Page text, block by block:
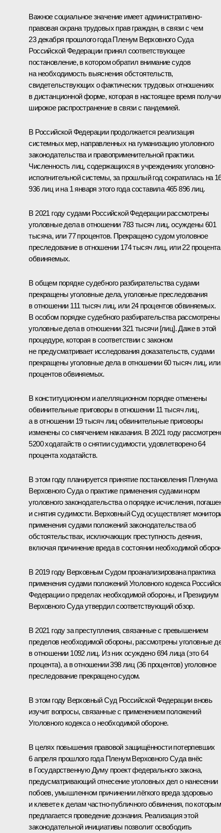
Важное социальное значение имеет административно-
правовая охрана трудовых прав граждан, в связи с чем
23 декабря прошлого года Пленум Верховного Суда
Российской Федерации принял соответствующее
постановление, в котором обратил внимание судов
на необходимость выяснения обстоятельств,
свидетельствующих о фактических трудовых отношениях
в дистанционной форме, которая в настоящее время
широкое распространение в связи с пандемией.
В Российской Федерации продолжается реализация
системных мер, направленных на гуманизацию уголовного
законодательства и правоприменительной практики.
Численность лиц, содержащихся в учреждениях уголовно-
исполнительной системы, за прошлый год сократилась на
936 лиц и на 1 января этого года составила 465 896 лиц.
В 2021 году судами Российской Федерации рассмотрены
уголовные дела в отношении 783 тысяч лиц, осуждены 601
тысяча, или 77 процентов. Прекращено судом уголовное
преследование в отношении 174 тысяч лиц, или 22 процента
обвиняемых.
В общем порядке судебного разбирательства судами
прекращены уголовные дела, уголовные преследования
в отношении 111 тысяч лиц, или 24 процентов обвиняемых.
В особом порядке судебного разбирательства рассмотрены
уголовные дела в отношении 321 тысячи [лиц]. Даже в этой
процедуре, которая в соответствии с законом
не предусматривает исследования доказательств, судами
прекращены уголовные дела в отношении 60 тысяч лиц,
процентов обвиняемых.
В конституционном и апелляционном порядке отменены
обвинительные приговоры в отношении 11 тысяч лиц,
а в отношении 19 тысяч лиц обвинительные приговоры
изменены со смягчением наказания. В 2021 году
5200 ходатайств о снятии судимости, удовлетворено 64
процента ходатайств.
В этом году планируется принятие постановления Пленума
Верховного Суда о практике применения судами норм
уголовного законодательства о порядке исчисления,
и снятия судимости. Верховный Суд осуществляет
применения судами положений законодательства об
обстоятельствах, исключающих преступность деяния,
включая причинение вреда в состоянии необходимой
В 2019 году Верховным Судом проанализирована практика
применения судами положений Уголовного кодекса
Федерации о пределах необходимой обороны, и Президиум
Верховного Суда утвердил соответствующий обзор.
В 2021 году за преступления, связанные с превышением
пределов необходимой обороны, рассмотрены уголовные
в отношении 1092 лиц. Из них осуждено 694 лица (это 64
процента), а в отношении 398 лиц (36 процентов) уголовное
преследование прекращено судом.
В этом году Верховный Суд Российской Федерации вновь
изучит вопросы, связанные с применением положений
Уголовного кодекса о необходимой обороне.
В целях повышения правовой защищённости потерпевших
6 апреля прошлого года Пленум Верховного Суда внёс
в Государственную Думу проект федерального закона,
предусматривающий отнесение уголовных дел о нанесении
побоев, умышленном причинении лёгкого вреда здоровью
и клевете к делам частно-публичного обвинения, по которым
предлагается проведение дознания. Реализация этой
законодательной инициативы позволит освободить